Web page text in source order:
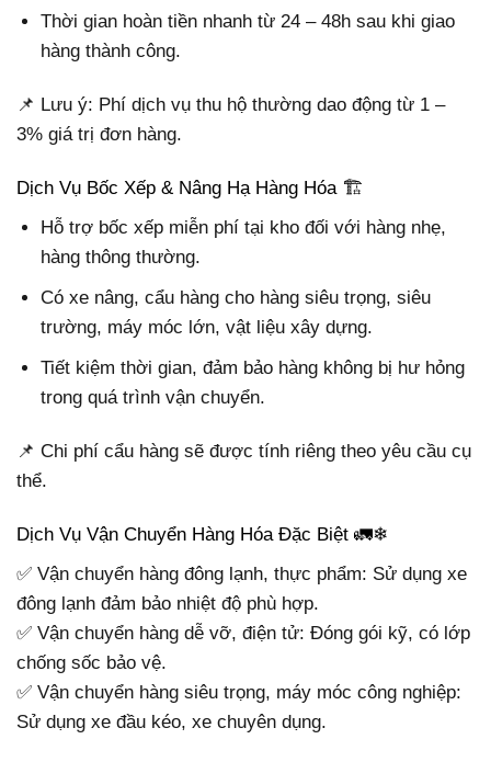
Thời gian hoàn tiền nhanh từ 24 – 48h sau khi giao
hàng thành công.
📌 Lưu ý: Phí dịch vụ thu hộ thường dao động từ 1 –
3% giá trị đơn hàng.
Dịch Vụ Bốc Xếp & Nâng Hạ Hàng Hóa 🏗
Hỗ trợ bốc xếp miễn phí tại kho đối với hàng nhẹ,
hàng thông thường.
Có xe nâng, cẩu hàng cho hàng siêu trọng, siêu
trường, máy móc lớn, vật liệu xây dựng.
Tiết kiệm thời gian, đảm bảo hàng không bị hư hỏng
trong quá trình vận chuyển.
📌 Chi phí cẩu hàng sẽ được tính riêng theo yêu cầu cụ
thể.
Dịch Vụ Vận Chuyển Hàng Hóa Đặc Biệt 🚛❄
✅ Vận chuyển hàng đông lạnh, thực phẩm: Sử dụng xe
đông lạnh đảm bảo nhiệt độ phù hợp.
✅ Vận chuyển hàng dễ vỡ, điện tử: Đóng gói kỹ, có lớp
chống sốc bảo vệ.
✅ Vận chuyển hàng siêu trọng, máy móc công nghiệp:
Sử dụng xe đầu kéo, xe chuyên dụng.